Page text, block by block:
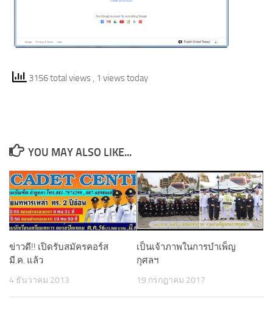
3156 total views , 1 views today
YOU MAY ALSO LIKE...
ข่าวดี!! เปิดรับสมัครคอร์ส
มี.ค. แล้ว
4 ธันวาคม 2013
เป็นเจ้าภาพในการบำเพ็ญ
กุศลฯ
19 กรกฎาคม 2017